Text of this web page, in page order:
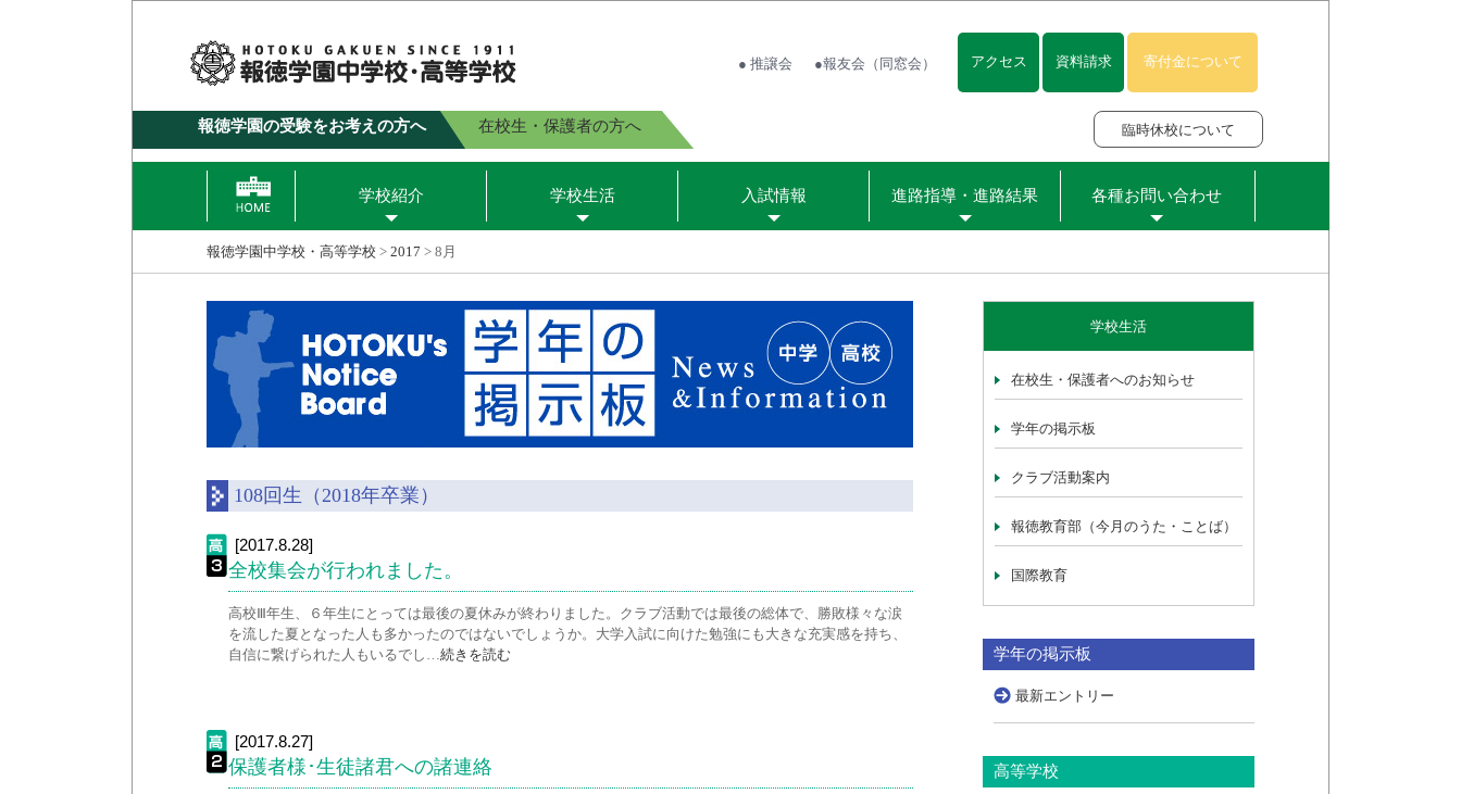
● 推譲会 ●報友会（同窓会） アクセス 資料請求 寄付金について
報徳学園の受験をお考えの方へ 在校生・保護者の方へ 臨時休校について
学校紹介 学校生活 入試情報 進路指導・進路結果 各種お問い合わせ
報徳学園中学校・高等学校 > 2017 > 8月
108回生（2018年卒業）
[2017.8.28]
全校集会が行われました。
高校Ⅲ年生、６年生にとっては最後の夏休みが終わりました。クラブ活動では最後の総体で、勝敗様々な涙
を流した夏となった人も多かったのではないでしょうか。大学入試に向けた勉強にも大きな充実感を持ち、
自信に繋げられた人もいるでし…続きを読む
[2017.8.27]
保護者様･生徒諸君への諸連絡
学校生活
在校生・保護者へのお知らせ
学年の掲示板
クラブ活動案内
報徳教育部（今月のうた・ことば）
国際教育
学年の掲示板
最新エントリー
高等学校